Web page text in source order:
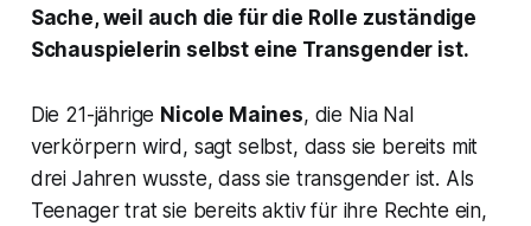
Sache, weil auch die für die Rolle zuständige
Schauspielerin selbst eine Transgender ist.
Die 21-jährige Nicole Maines, die Nia Nal
verkörpern wird, sagt selbst, dass sie bereits mit
drei Jahren wusste, dass sie transgender ist. Als
Teenager trat sie bereits aktiv für ihre Rechte ein,